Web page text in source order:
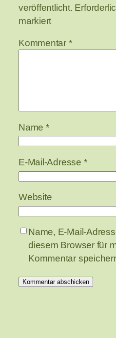
veröffentlicht.
markiert
Kommentar *
Name *
E-Mail-Adresse *
Website
Name, E-Mail-
diesem Browser für
Kommentar